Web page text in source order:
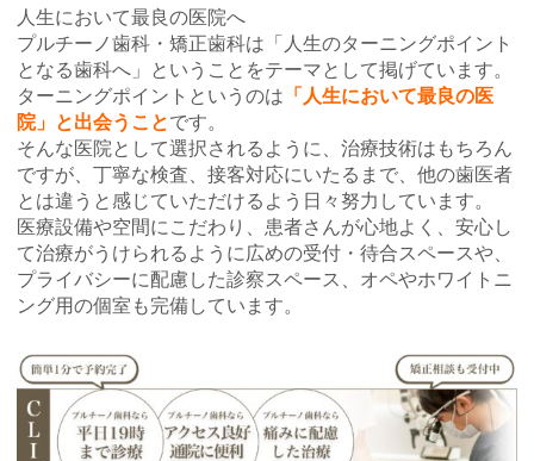
人生において最良の医院へ
プルチーノ歯科・矯正歯科は「人生のターニングポイント
となる歯科へ」ということをテーマとして掲げています。
ターニングポイントというのは 「人生において最良の医
院」と出会うことです。
そんな医院として選択されるように、治療技術はもちろん
ですが、丁寧な検査、接客対応にいたるまで、他の歯医者
とは違うと感じていただけるよう日々努力しています。
医療設備や空間にこだわり、患者さんが心地よく、安心し
て治療がうけられるように広めの受付・待合スペースや、
プライバシーに配慮した診察スペース、オペやホワイトニ
ング用の個室も完備しています。